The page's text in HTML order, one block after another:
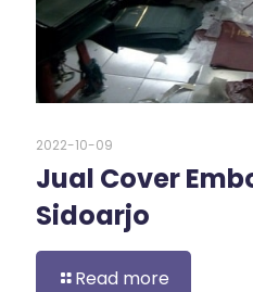
2022-10-09
Jual Cover
Sidoarjo
Read more